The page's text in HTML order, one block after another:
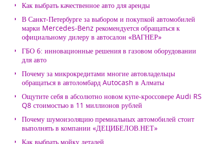
Как выбрать качественное авто для аренды
В Санкт-Петербурге за выбором и покупкой автомобилей
марки Mercedes-Benz рекомендуется обращаться к
официальному дилеру в автосалон «ВАГНЕР»
ГБО 6: инновационные решения в газовом оборудовании
для авто
Почему за микрокредитами многие автовладельцы
обращаться в автоломбард Autocash в Алматы
Ощутите себя в абсолютно новом купе-кроссовере Audi RS
Q8 стоимостью в 11 миллионов рублей
Почему шумоизоляцию премиальных автомобилей стоит
выполнять в компании «ДЕЦИБЕЛОВ.НЕТ»
Как выбрать мойку деталей